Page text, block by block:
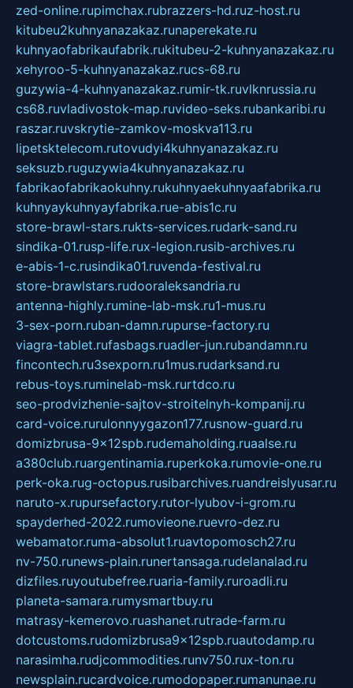
zed-online.rupimchax.rubrazzers-hd.ruz-host.ru
kitubeu2kuhnyanazakaz.runaperekate.ru
kuhnyaofabrikaufabrik.rukitubeu-2-kuhnyanazakaz.ru
xehyroo-5-kuhnyanazakaz.rucs-68.ru
guzywia-4-kuhnyanazakaz.rumir-tk.ruvlknrussia.ru
cs68.ruvladivostok-map.ruvideo-seks.rubankaribi.ru
raszar.ruvskrytie-zamkov-moskva113.ru
lipetsktelecom.rutovudyi4kuhnyanazakaz.ru
seksuzb.ruguzywia4kuhnyanazakaz.ru
fabrikaofabrikaokuhny.rukuhnyaekuhnyaafabrika.ru
kuhnyaykuhnyayfabrika.rue-abis1c.ru
store-brawl-stars.rukts-services.rudark-sand.ru
sindika-01.rusp-life.rux-legion.rusib-archives.ru
e-abis-1-c.rusindika01.ruvenda-festival.ru
store-brawlstars.rudooraleksandria.ru
antenna-highly.rumine-lab-msk.ru1-mus.ru
3-sex-porn.ruban-damn.rupurse-factory.ru
viagra-tablet.rufasbags.ruadler-jun.rubandamn.ru
fincontech.ru3sexporn.ru1mus.rudarksand.ru
rebus-toys.ruminelab-msk.rurtdco.ru
seo-prodvizhenie-sajtov-stroitelnyh-kompanij.ru
card-voice.rurulonnyygazon177.rusnow-guard.ru
domizbrusa-9x12spb.rudemaholding.ruaalse.ru
a380club.ruargentinamia.ruperkoka.rumovie-one.ru
perk-oka.rug-octopus.rusibarchives.ruandreislyusar.ru
naruto-x.rupursefactory.rutor-lyubov-i-grom.ru
spayderhed-2022.rumovieone.ruevro-dez.ru
webamator.ruma-absolut1.ruavtopomosch27.ru
nv-750.runews-plain.runertansaga.rudelanalad.ru
dizfiles.ruyoutubefree.ruaria-family.ruroadli.ru
planeta-samara.rumysmartbuy.ru
matrasy-kemerovo.ruashanet.rutrade-farm.ru
dotcustoms.rudomizbrusa9x12spb.ruautodamp.ru
narasimha.rudjcommodities.runv750.rux-ton.ru
newsplain.rucardvoice.rumodopaper.rumanunae.ru